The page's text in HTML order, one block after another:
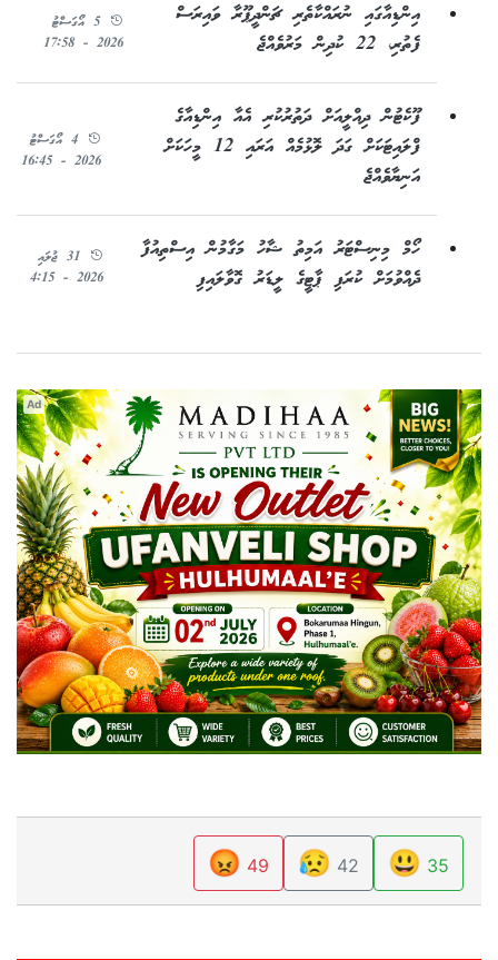
އިންޑިއާގައި ނުރައްކާތެރި ޗަންދީޕޫރާ ވައިރަސް
ފެތުރި، 22 ކުދިން މަރުވެއްޖެ
5 އޯގަސްޓު
2026 - 17:58
ފޫކެޓުން ދިއްލީއަށް ދަތުރުކުރި އެއާ އިންޑިއާގެ
ފްލައިޓަކަށް ގަދަ ލޮޅުމެއް އަރައި 12 މީހަކަށް
އަނިޔާވެއްޖެ
4 އޯގަސްޓު
2026 - 16:45
ހޯމް މިނިސްޓަރު އަމިތު ޝާހު މަގާމުން އިސްތިއުފާ
ދެއްވުމަށް ކުރަފި ޕާޓީގެ ލީޑަރު ގޮވާލައިފި
31 ޖުލައި
2026 - 4:15
Ad
35
😃
42
😥
49
😡